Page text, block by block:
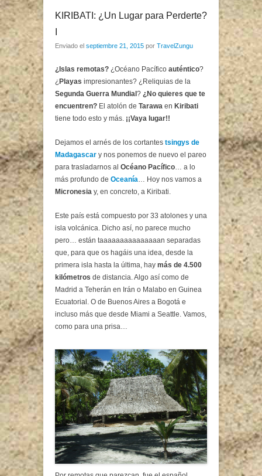
KIRIBATI: ¿Un Lugar para Perderte?
Enviado el septiembre 21, 2015 por TravelZungu
¿Islas remotas? ¿Océano Pacífico auténtico?
¿Playas impresionantes? ¿Reliquias de la
Segunda Guerra Mundial? ¿No quieres que te
encuentren? El atolón de Tarawa en Kiribati
tiene todo esto y más. ¡¡Vaya lugar!!
Dejamos el arnés de los cortantes tsingys de
Madagascar y nos ponemos de nuevo el pareo
para trasladarnos al Océano Pacífico … a lo
más profundo de Oceanía … Hoy nos vamos a
Micronesia y, en concreto, a Kiribati.
Este país está compuesto por 33 atolones y una
isla volcánica. Dicho así, no parece mucho
pero… están taaaaaaaaaaaaaaan separadas
que, para que os hagáis una idea, desde la
primera isla hasta la última, hay más de 4.500
kilómetros de distancia. Algo así como de
Madrid a Teherán en Irán o Malabo en Guinea
Ecuatorial. O de Buenos Aires a Bogotá e
incluso más que desde Miami a Seattle. Vamos,
como para una prisa…